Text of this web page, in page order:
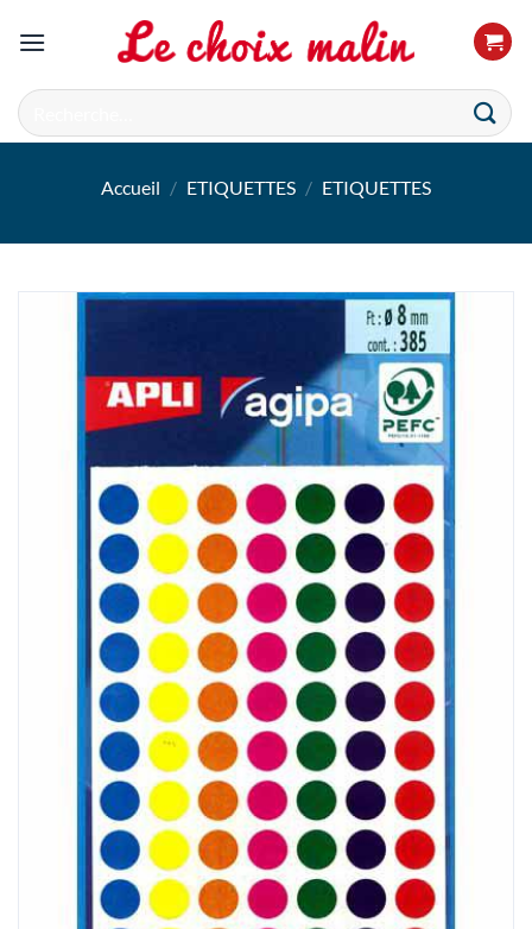
Recherche
pour :
Accueil / ETIQUETTES / ETIQUETTES